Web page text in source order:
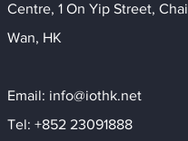
Centre, 1 On Yip Street, Chai
Wan, HK​
Email: info@iothk.net
Tel: +852 23091888